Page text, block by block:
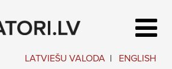
LATVIEŠU VALODA ENGLISH